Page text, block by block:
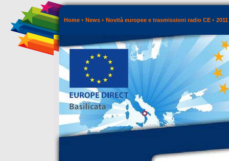
Home News Novità europee e trasmissioni radio CE 2011